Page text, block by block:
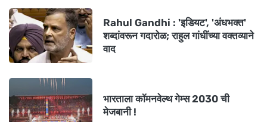
Rahul Gandhi : 'इडियट', 'अंधभक्त'
शब्दांवरून गदारोळ; राहुल गांधींच्या वक्तव्याने
वाद
भारताला कॉमनवेल्थ गेम्स 2030 ची
मेजबानी !